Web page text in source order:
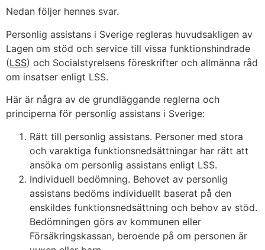
Nedan följer hennes svar.
Personlig assistans i Sverige regleras huvudsakligen av
Lagen om stöd och service till vissa funktionshindrade
(LSS) och Socialstyrelsens föreskrifter och allmänna råd
om insatser enligt LSS.
Här är några av de grundläggande reglerna och
principerna för personlig assistans i Sverige:
Rätt till personlig assistans. Personer med stora
och varaktiga funktionsnedsättningar har rätt att
ansöka om personlig assistans enligt LSS.
Individuell bedömning. Behovet av personlig
assistans bedöms individuellt baserat på den
enskildes funktionsnedsättning och behov av stöd.
Bedömningen görs av kommunen eller
Försäkringskassan, beroende på om personen är